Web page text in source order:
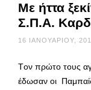
Με ήττα
Σ.Π.Α.
16 ΙΑΝΟΥΑΡΊΟΥ,
Tον πρώτο τους
έδωσαν οι